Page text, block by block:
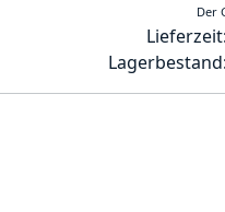
Der
Lieferzeit:
Lagerbestand: